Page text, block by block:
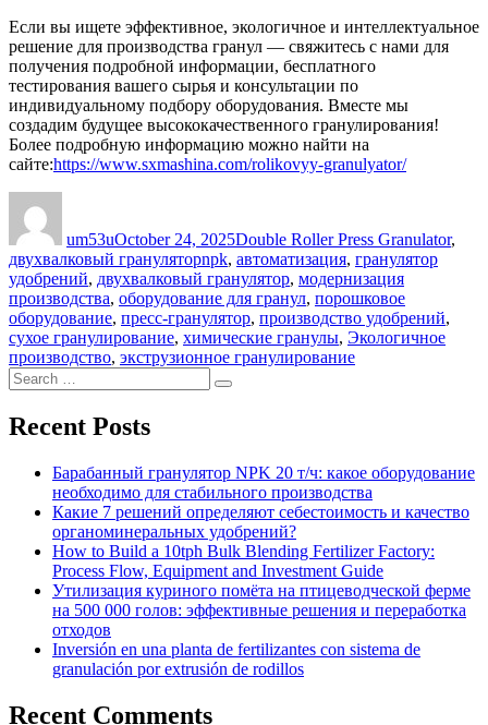
Если вы ищете эффективное, экологичное и интеллектуальное
решение для производства гранул — свяжитесь с нами для
получения подробной информации, бесплатного
тестирования вашего сырья и консультации по
индивидуальному подбору оборудования. Вместе мы
создадим будущее высококачественного гранулирования!
Более подробную информацию можно найти на
сайте:https://www.sxmashina.com/rolikovyy-granulyator/
um53uOctober 24, 2025Double Roller Press Granulator,
двухвалковый грануляторTags
npk, автоматизация, гранулятор
удобрений, двухвалковый гранулятор, модернизация
производства, оборудование для гранул, порошковое
оборудование, пресс-гранулятор, производство удобрений,
сухое гранулирование, химические гранулы, Экологичное
производство, экструзионное гранулирование
Search
for:
Search
Recent Posts
Барабанный гранулятор NPK 20 т/ч: какое оборудование
необходимо для стабильного производства
Какие 7 решений определяют себестоимость и качество
органоминеральных удобрений?
How to Build a 10tph Bulk Blending Fertilizer Factory:
Process Flow, Equipment and Investment Guide
Утилизация куриного помёта на птицеводческой ферме
на 500 000 голов: эффективные решения и переработка
отходов
Inversión en una planta de fertilizantes con sistema de
granulación por extrusión de rodillos
Recent Comments